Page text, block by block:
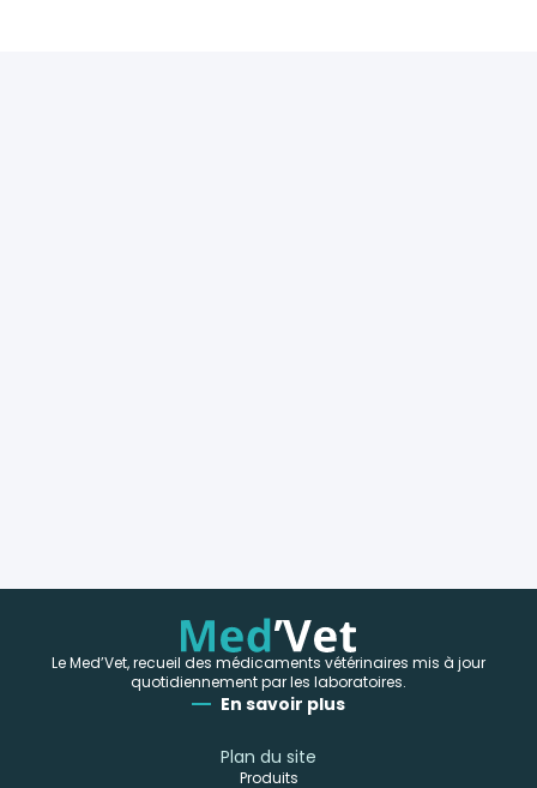
Le Med’Vet, recueil des médicaments vétérinaires mis à jour
quotidiennement par les laboratoires.
En savoir plus
Plan du site
Produits